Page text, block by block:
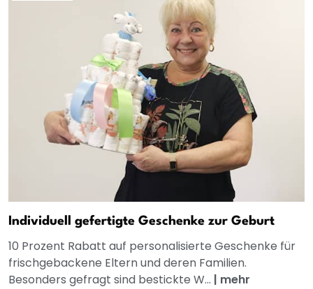
Individuell gefertigte Geschenke zur Geburt
10 Prozent Rabatt auf personalisierte Geschenke für
frischgebackene Eltern und deren Familien.
Besonders gefragt sind bestickte W... | mehr